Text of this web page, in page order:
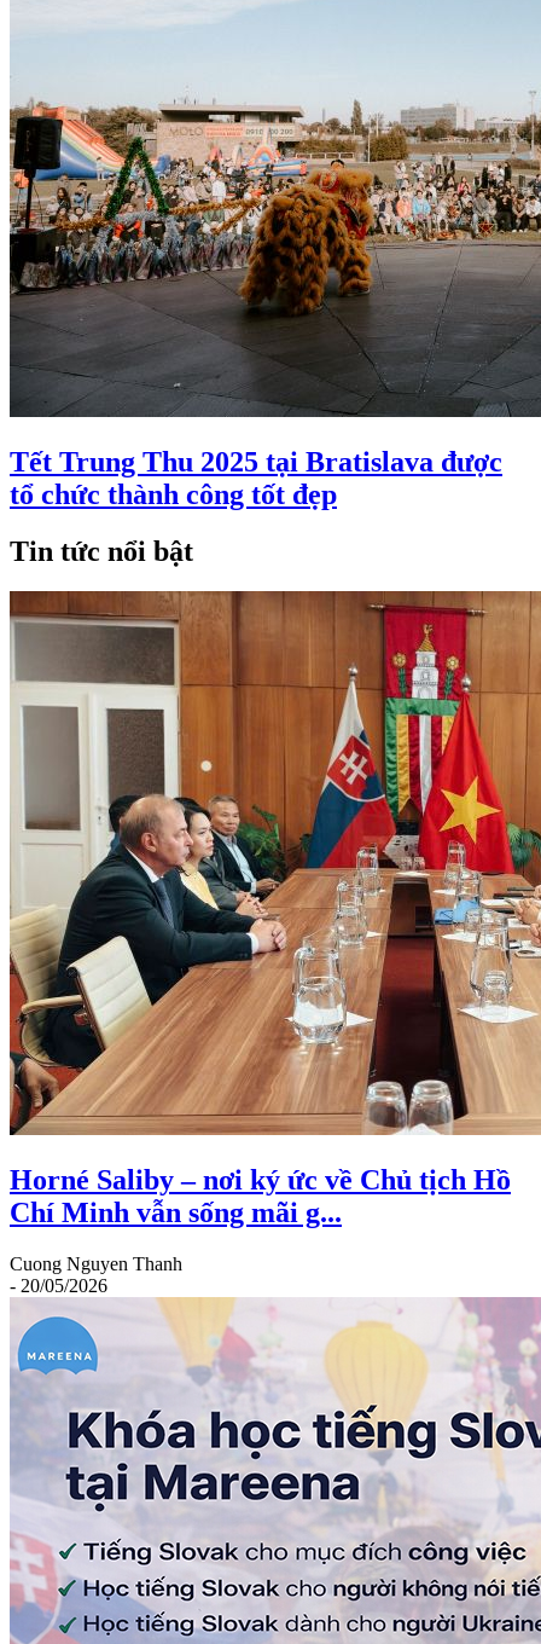
Tết Trung Thu 2025 tại Bratislava được
tổ chức thành công tốt đẹp
Tin tức nổi bật
Horné Saliby – nơi ký ức về Chủ tịch Hồ
Chí Minh vẫn sống mãi g...
Cuong Nguyen Thanh
- 20/05/2026